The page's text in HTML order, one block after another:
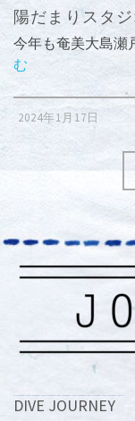
陽だまりスタ
今年も奄美大島
む
2024年1月17日
投
の
ペ
ジ
り
DIVE JOURNEY